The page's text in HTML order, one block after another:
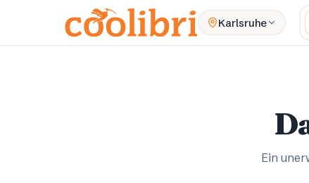
Zum Hauptinhalt springen
Karlsruhe
Ein